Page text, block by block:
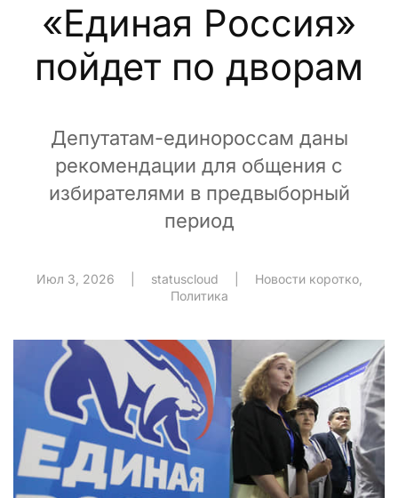
«Единая Россия»
пойдет по дворам
Депутатам-единороссам даны
рекомендации для общения с
избирателями в предвыборный
период
Июл 3, 2026 statuscloud Новости коротко,
Политика